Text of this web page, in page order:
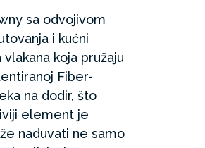
sa odvojivom
i kućni
koja pružaju
Fiber-
na dodir, što
element je
naduvati ne samo